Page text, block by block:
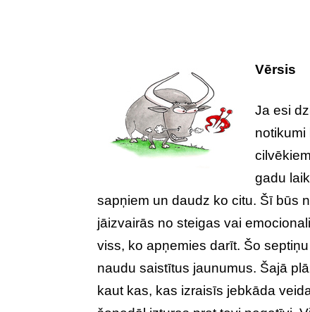
Vērsis
Ja esi
notikumi
gadu
sapņiem un daudz ko citu. Šī būs
jāizvairās no steigas vai
viss, ko apņemies darīt. Šo
naudu saistītus jaunumus. Šajā
kaut kas, kas izraisīs jebkāda